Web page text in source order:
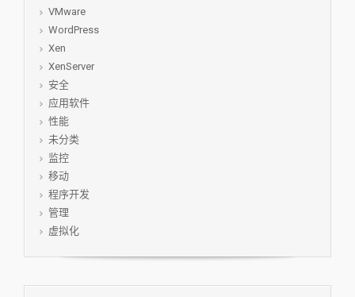
VMware
WordPress
Xen
XenServer
安全
应用软件
性能
未分类
监控
移动
程序开发
管理
虚拟化